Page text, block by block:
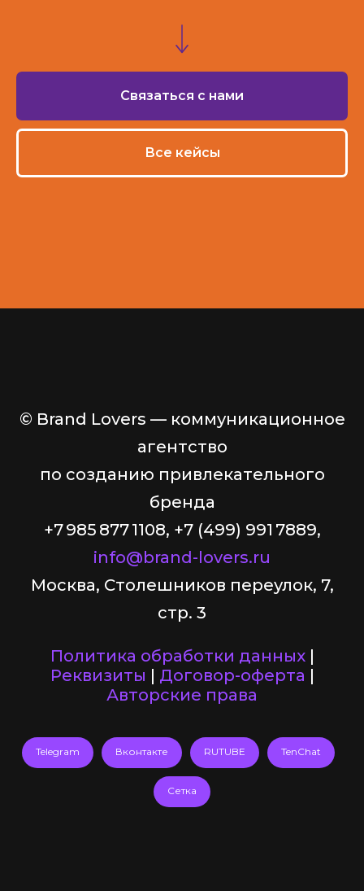
Связаться с нами
Все кейсы
© Brand Lovers — коммуникационное
агентство
по созданию привлекательного
бренда
+7 985 877 1108, +7 (499) 991 7889,
info@brand-lovers.ru
Москва, Столешников переулок, 7,
стр. 3
Политика обработки данных|
Реквизиты
Договор-оферта
Авторские права
Telegram Вконтакте RUTUBE TenChat
Сетка